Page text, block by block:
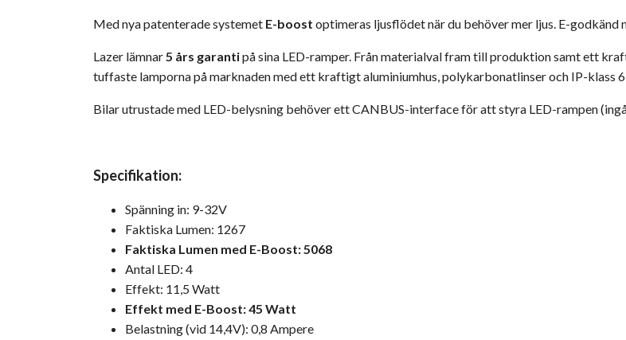
Med nya patenterade systemet E-boost optimeras ljusflödet när du behöver mer ljus. E-godkänd
Lazer lämnar5 års garantipå sina LED-ramper. Från materialval fram till produktion samt ett
tuffaste lamporna på marknaden med ett kraftigt aluminiumhus, polykarbonatlinser och IP-klass
Bilar utrustade med LED-belysning behöver ett CANBUS-interface för att styra LED-rampen
Specifikation:
Spänning in: 9-32V
Faktiska Lumen: 1267
Faktiska Lumen med E-Boost: 5068
Antal LED: 4
Effekt: 11,5 Watt
Effekt med E-Boost: 45 Watt
Belastning (vid 14,4V): 0,8 Ampere